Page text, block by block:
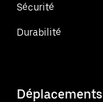
Sécurité
Durabilité
Déplacements